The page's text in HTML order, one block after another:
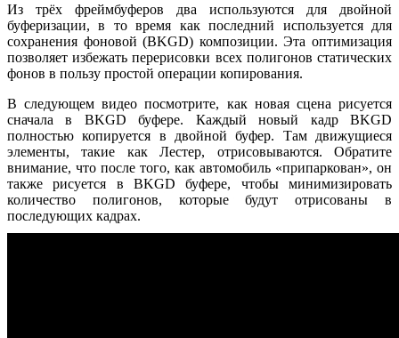
Из трёх фреймбуферов два используются для двойной
буферизации, в то время как последний используется для
сохранения фоновой (BKGD) композиции. Эта оптимизация
позволяет избежать перерисовки всех полигонов статических
фонов в пользу простой операции копирования.
В следующем видео посмотрите, как новая сцена рисуется
сначала в BKGD буфере. Каждый новый кадр BKGD
полностью копируется в двойной буфер. Там движущиеся
элементы, такие как Лестер, отрисовываются. Обратите
внимание, что после того, как автомобиль «припаркован», он
также рисуется в BKGD буфере, чтобы минимизировать
количество полигонов, которые будут отрисованы в
последующих кадрах.